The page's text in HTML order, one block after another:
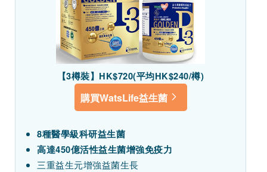
【3樽裝】HK$720(平均HK$240/樽)
購買WatsLife益生菌
8種醫學級科研益生菌
高達450億活性益生菌增強免疫力
三重益生元增強益菌生長